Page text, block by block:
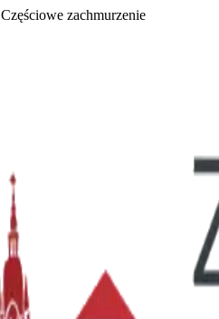
Częściowe zachmurzenie